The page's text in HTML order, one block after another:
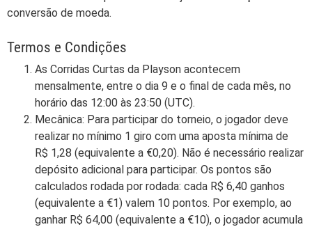
conversão de moeda.
Termos e Condições
As Corridas Curtas da Playson acontecem
mensalmente, entre o dia 9 e o final de cada mês, no
horário das 12:00 às 23:50 (UTC).
Mecânica: Para participar do torneio, o jogador deve
realizar no mínimo 1 giro com uma aposta mínima de
R$ 1,28 (equivalente a €0,20). Não é necessário realizar
depósito adicional para participar. Os pontos são
calculados rodada por rodada: cada R$ 6,40 ganhos
(equivalente a €1) valem 10 pontos. Por exemplo, ao
ganhar R$ 64,00 (equivalente a €10), o jogador acumula